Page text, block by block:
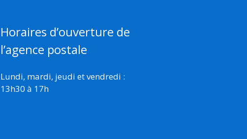
Horaires d’ouverture de
l’agence postale
Lundi, mardi, jeudi et vendredi :
13h30 à 17h